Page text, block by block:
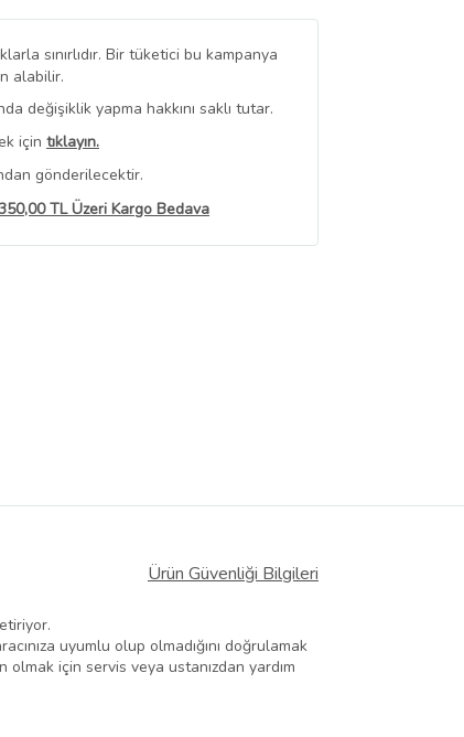
sınırlıdır. Bir tüketici bu kampanya
alabilir.
değişiklik yapma hakkını saklı tutar.
için tıklayın.
gönderilecektir.
TL Üzeri Kargo Bedava
Ürün Güvenliği Bilgileri
uyumlu olup olmadığını doğrulamak
için servis veya ustanızdan yardım